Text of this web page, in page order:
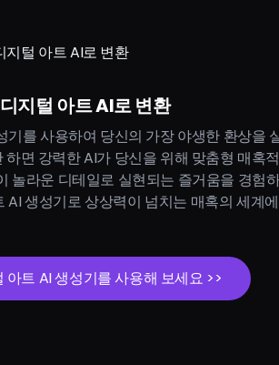
지털 아트 AI로 변환
기를 사용하여 당신의 가장 야생한 환상을
하면 강력한 AI가 당신을 위해 맞춤형 매혹
놀라운 디테일로 실현되는 즐거움을 경험
생성기로 상상력이 넘치는 매혹의 세계
아트 AI 생성기를 사용해 보세요 >>